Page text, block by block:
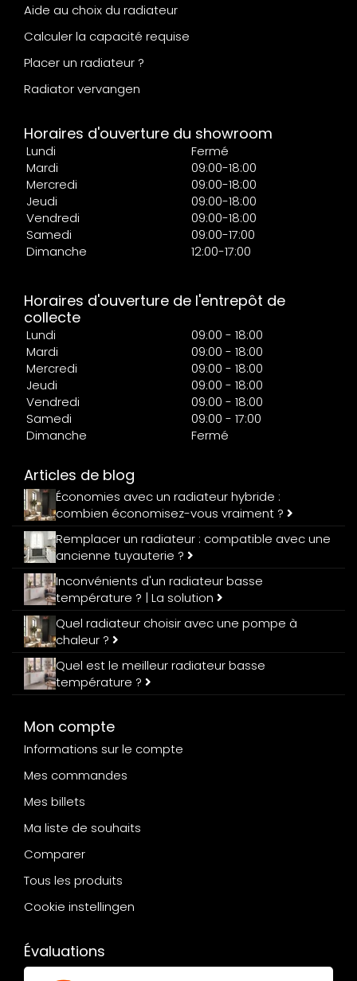
Aide au choix du radiateur
Calculer la capacité requise
Placer un radiateur ?
Radiator vervangen
Horaires d'ouverture du showroom
Lundi
Fermé
Mardi
09:00-18:00
Mercredi
09:00-18:00
Jeudi
09:00-18:00
Vendredi
09:00-18:00
Samedi
09:00-17:00
Dimanche
12:00-17:00
Horaires d'ouverture de l'entrepôt de
collecte
Lundi
09:00 - 18:00
Mardi
09:00 - 18:00
Mercredi
09:00 - 18:00
Jeudi
09:00 - 18:00
Vendredi
09:00 - 18:00
Samedi
09:00 - 17:00
Dimanche
Fermé
Articles de blog
Économies avec un radiateur hybride :
combien économisez-vous vraiment ?
Remplacer un radiateur : compatible avec une
ancienne tuyauterie ?
Inconvénients d'un radiateur basse
température ? | La solution
Quel radiateur choisir avec une pompe à
chaleur ?
Quel est le meilleur radiateur basse
température ?
Mon compte
Informations sur le compte
Mes commandes
Mes billets
Ma liste de souhaits
Comparer
Tous les produits
Cookie instellingen
Évaluations